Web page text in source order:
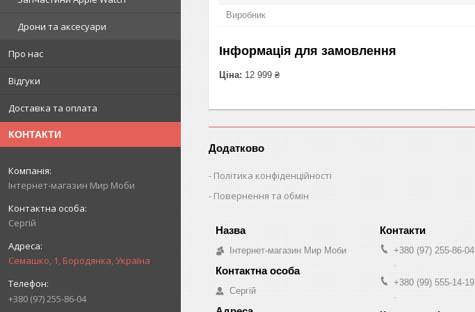
Дрони та аксесуари
Про нас
Відгуки
Доставка та оплата
КОНТАКТИ
Інтернет-магазин Мир Моби
Сергій
Семашко, 1, Бородянка, Україна
+380 (97) 255-86-04
Виробник
Інформація для замовлення
Ціна: 12 999 ₴
Додатково
Політика конфіденційності
Повернення та обмін
Інтернет-магазин Мир Моби
Сергій
+380 (97) 255-86-04
+380 (99) 555-14-19